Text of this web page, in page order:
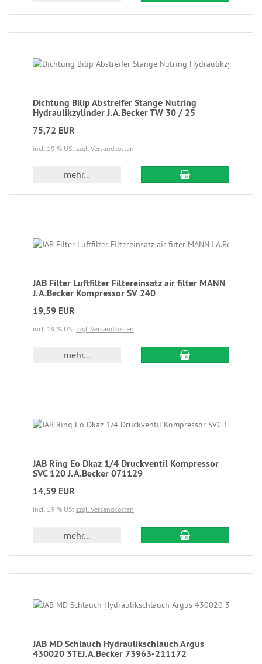
Dichtung Bilip Abstreifer Stange Nutring
Hydraulikzylinder J.A.Becker TW 30 / 25
75,72 EUR
incl. 19 % USt zzgl. Versandkosten
mehr...
JAB Filter Luftfilter Filtereinsatz air filter MANN
J.A.Becker Kompressor SV 240
19,59 EUR
incl. 19 % USt zzgl. Versandkosten
mehr...
JAB Ring Eo Dkaz 1/4 Druckventil Kompressor
SVC 120 J.A.Becker 071129
14,59 EUR
incl. 19 % USt zzgl. Versandkosten
mehr...
JAB MD Schlauch Hydraulikschlauch Argus
430020 3TEJ.A.Becker 73963-211172